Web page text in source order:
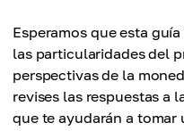
Esperamos que esta
las particularidades del
perspectivas de la
revises las respuestas a
que te ayudarán a